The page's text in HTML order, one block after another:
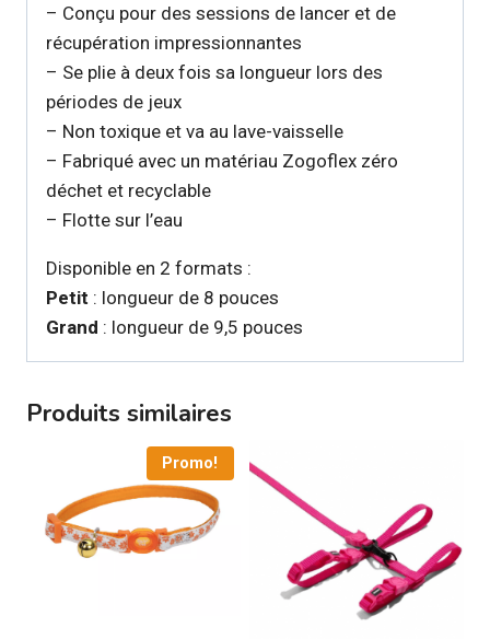
– Conçu pour des sessions de lancer et de
récupération impressionnantes
– Se plie à deux fois sa longueur lors des
périodes de jeux
– Non toxique et va au lave-vaisselle
– Fabriqué avec un matériau Zogoflex zéro
déchet et recyclable
– Flotte sur l’eau
Disponible en 2 formats :
Petit : longueur de 8 pouces
Grand : longueur de 9,5 pouces
Produits similaires
Promo!